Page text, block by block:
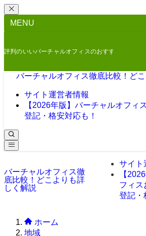
MENU
評判のいいバーチャルオフィスのおすすめをご紹介
バーチャルオフィス徹底比較！ど
サイト運営者情報
【2026年版】バーチャルオフィ
登記・格安対応も！
バーチャルオフィス徹
底比較！どこよりも詳
しく解説
サイト
【
フィス
登記・
ホーム
地域